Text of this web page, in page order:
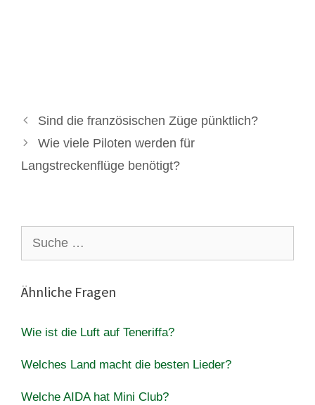
Sind die französischen Züge pünktlich?
Wie viele Piloten werden für
Langstreckenflüge benötigt?
nach:
Ähnliche Fragen
Wie ist die Luft auf Teneriffa?
Welches Land macht die besten Lieder?
Welche AIDA hat Mini Club?